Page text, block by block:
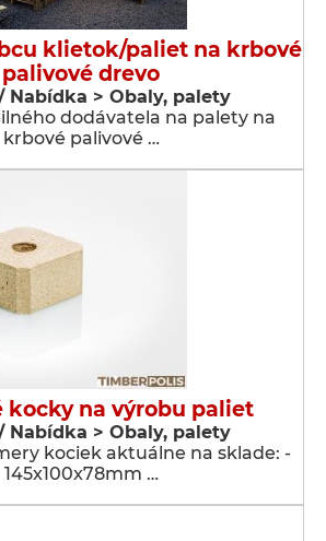
klietok/paliet na krbové
palivové drevo
Nabídka > Obaly, palety
dodávatela na palety na
krbové palivové …
kocky na výrobu paliet
Nabídka > Obaly, palety
kociek aktuálne na sklade: -
145x100x78mm …